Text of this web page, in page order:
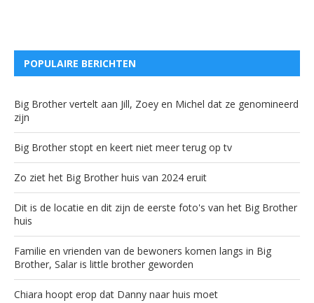
POPULAIRE BERICHTEN
Big Brother vertelt aan Jill, Zoey en Michel dat ze genomineerd
zijn
Big Brother stopt en keert niet meer terug op tv
Zo ziet het Big Brother huis van 2024 eruit
Dit is de locatie en dit zijn de eerste foto's van het Big Brother
huis
Familie en vrienden van de bewoners komen langs in Big
Brother, Salar is little brother geworden
Chiara hoopt erop dat Danny naar huis moet